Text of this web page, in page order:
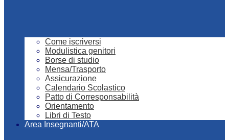
Come iscriversi
Modulistica genitori
Borse di studio
Mensa/Trasporto
Assicurazione
Calendario Scolastico
Patto di Corresponsabilità
Orientamento
Libri di Testo
Area Insegnanti/ATA